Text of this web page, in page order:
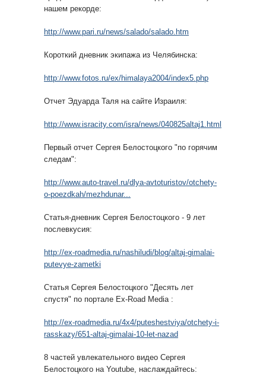
нашем рекорде:
http://www.pari.ru/news/salado/salado.htm
Короткий дневник экипажа из Челябинска:
http://www.fotos.ru/ex/himalaya2004/index5.php
Отчет Эдуарда Таля на сайте Израиля:
http://www.isracity.com/isra/news/040825altaj1.html
Первый отчет Сергея Белостоцкого "по горячим
следам":
http://www.auto-travel.ru/dlya-avtoturistov/otchety-
o-poezdkah/mezhdunar...
Статья-дневник Сергея Белостоцкого - 9 лет
послевкусия:
http://ex-roadmedia.ru/nashiludi/blog/altaj-gimalai-
putevye-zametki
Статья Сергея Белостоцкого "Десять лет
спустя" по портале Ex-Road Media :
http://ex-roadmedia.ru/4x4/puteshestviya/otchety-i-
rasskazy/651-altaj-gimalai-10-let-nazad
8 частей увлекательного видео Сергея
Белостоцкого на Youtube, наслаждайтесь: